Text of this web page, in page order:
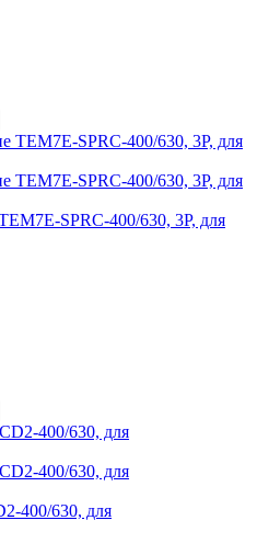
SPRC-400/630, 3P, для
400/630, для